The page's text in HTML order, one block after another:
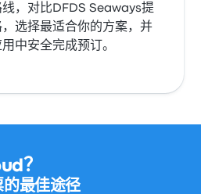
，对比DFDS Seaways提
选择最适合你的方案，并
中安全完成预订。
？
的最佳途径